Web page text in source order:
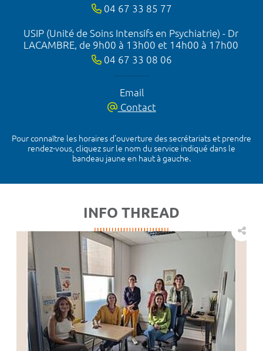
04 67 33 85 77
USIP (Unité de Soins Intensifs en Psychiatrie) - Dr
LACAMBRE, de 9h00 à 13h00 et 14h00 à 17h00
04 67 33 08 06
Email
Contact
Pour connaître les horaires d’ouverture des secrétariats et prendre
rendez-vous, cliquez sur le nom du service indiqué dans le
bandeau jaune en haut à gauche.
INFO THREAD